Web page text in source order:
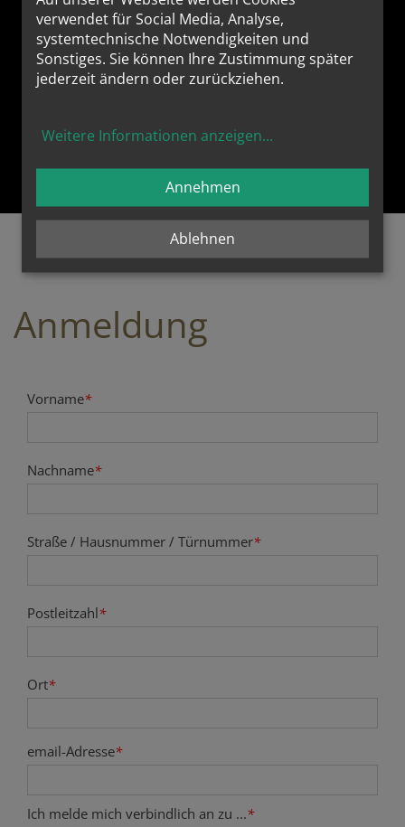
kreative Ideen mit, macht
Horizonte auf und Lust auf Verkündigung! Ich
habe viel Neues gelernt und eine Bestärkung
bekommen, weiterhin zu predigen- mit Leib und
zu "Klartext predigen" mit Christian Olding
Anmeldung
Website
URL
Vorname*
Nachname*
Straße / Hausnummer / Türnummer*
Postleitzahl*
Ort*
email-Adresse*
Ich melde mich verbindlich an zu ...*
verwendet für Social Media, Analyse,
systemtechnische Notwendigkeiten und
Sonstiges. Sie können Ihre Zustimmung später
jederzeit ändern oder zurückziehen.
Weitere Informationen anzeigen...
Ablehnen
Annehmen